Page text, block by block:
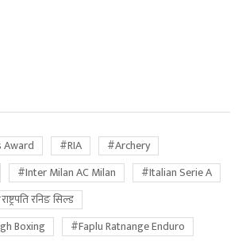
Award #RIA
#Archery
#Inter Milan AC Milan
#Italian Serie A
रनिङ सिल्ड
Boxing
#Faplu Ratnange Enduro